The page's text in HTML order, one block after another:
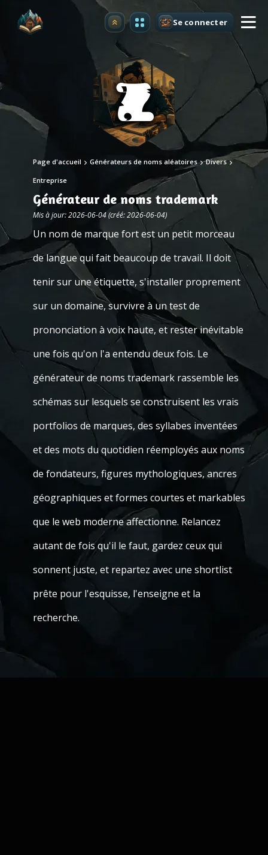
Premium Se connecter
Page d'accueil Générateurs de noms aléatoires Divers
Entreprise
Générateur de noms trademark
Mis à jour: 2026-06-04 (créé: 2026-06-04)
Un nom de marque fort est un petit morceau
de langue qui fait beaucoup de travail. Il doit
tenir sur une étiquette, s'installer proprement
sur un domaine, survivre à un test de
prononciation à voix haute, et rester inévitable
une fois qu'on l'a entendu deux fois. Le
générateur de noms trademark rassemble les
schémas sur lesquels se construisent les vrais
portfolios de marques, des syllabes inventées
et des mots du quotidien réemployés aux noms
de fondateurs, figures mythologiques, ancres
géographiques et formes courtes et markables
que le web moderne affectionne. Relancez
autant de fois qu'il le faut, gardez ceux qui
sonnent juste, et repartez avec une shortlist
prête pour l'esquisse, l'enseigne et la
recherche.